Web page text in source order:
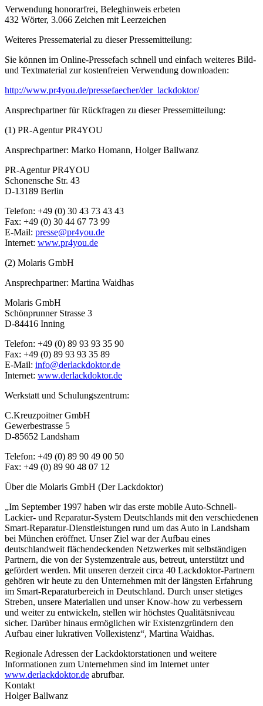
Verwendung honorarfrei, Beleghinweis erbeten
432 Wörter, 3.066 Zeichen mit Leerzeichen
Weiteres Pressematerial zu dieser Pressemitteilung:
Sie können im Online-Pressefach schnell und einfach weiteres Bild-
und Textmaterial zur kostenfreien Verwendung downloaden:
http://www.pr4you.de/pressefaecher/der_lackdoktor/
Ansprechpartner für Rückfragen zu dieser Pressemitteilung:
(1) PR-Agentur PR4YOU
Ansprechpartner: Marko Homann, Holger Ballwanz
PR-Agentur PR4YOU
Schonensche Str. 43
D-13189 Berlin
Telefon: +49 (0) 30 43 73 43 43
Fax: +49 (0) 30 44 67 73 99
E-Mail: presse@pr4you.de
Internet: www.pr4you.de
(2) Molaris GmbH
Ansprechpartner: Martina Waidhas
Molaris GmbH
Schönprunner Strasse 3
D-84416 Inning
Telefon: +49 (0) 89 93 93 35 90
Fax: +49 (0) 89 93 93 35 89
E-Mail: info@derlackdoktor.de
Internet: www.derlackdoktor.de
Werkstatt und Schulungszentrum:
C.Kreuzpoitner GmbH
Gewerbestrasse 5
D-85652 Landsham
Telefon: +49 (0) 89 90 49 00 50
Fax: +49 (0) 89 90 48 07 12
Über die Molaris GmbH (Der Lackdoktor)
„Im September 1997 haben wir das erste mobile Auto-Schnell-
Lackier- und Reparatur-System Deutschlands mit den verschiedenen
Smart-Reparatur-Dienstleistungen rund um das Auto in Landsham
bei München eröffnet. Unser Ziel war der Aufbau eines
deutschlandweit flächendeckenden Netzwerkes mit selbständigen
Partnern, die von der Systemzentrale aus, betreut, unterstützt und
gefördert werden. Mit unseren derzeit circa 40 Lackdoktor-Partnern
gehören wir heute zu den Unternehmen mit der längsten Erfahrung
im Smart-Reparaturbereich in Deutschland. Durch unser stetiges
Streben, unsere Materialien und unser Know-how zu verbessern
und weiter zu entwickeln, stellen wir höchstes Qualitätsniveau
sicher. Darüber hinaus ermöglichen wir Existenzgründern den
Aufbau einer lukrativen Vollexistenz“, Martina Waidhas.
Regionale Adressen der Lackdoktorstationen und weitere
Informationen zum Unternehmen sind im Internet unter
www.derlackdoktor.de abrufbar.
Kontakt
Holger Ballwanz